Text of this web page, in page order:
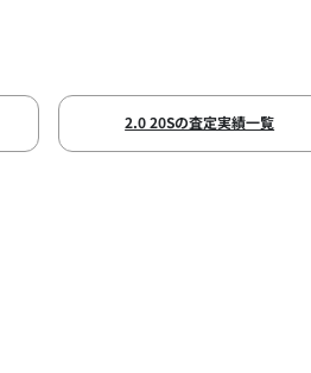
2.0 20Sの査定実績一覧